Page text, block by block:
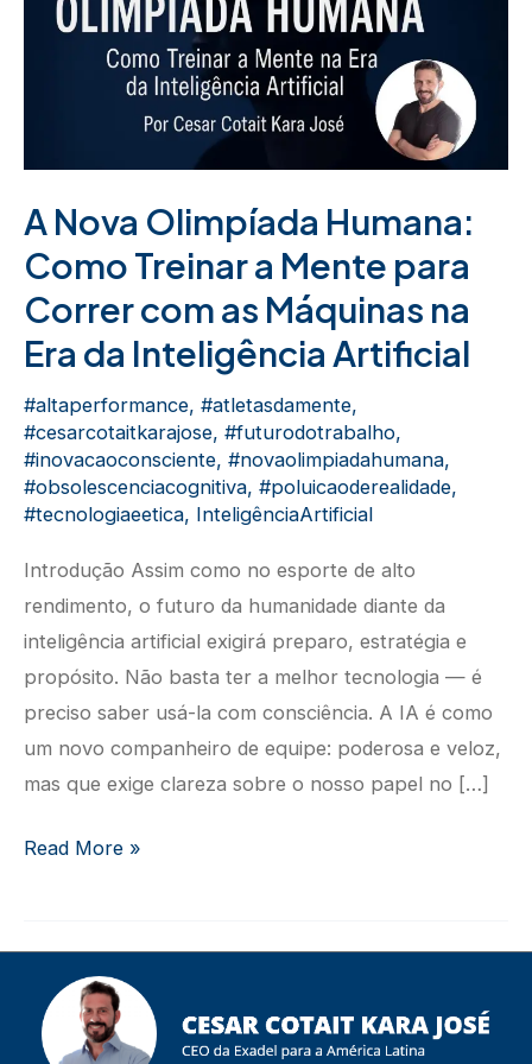
A Nova Olimpíada Humana:
Como Treinar a Mente para
Correr com as Máquinas na
Era da Inteligência Artificial
#altaperformance, #atletasdamente,
#cesarcotaitkarajose, #futurodotrabalho,
#inovacaoconsciente, #novaolimpiadahumana,
#obsolescenciacognitiva, #poluicaoderealidade,
#tecnologiaeetica, InteligênciaArtificial
Introdução Assim como no esporte de alto
rendimento, o futuro da humanidade diante da
inteligência artificial exigirá preparo, estratégia e
propósito. Não basta ter a melhor tecnologia — é
preciso saber usá-la com consciência. A IA é como
um novo companheiro de equipe: poderosa e veloz,
mas que exige clareza sobre o nosso papel no […]
A
Humana:
Como
Treinar
Read More »